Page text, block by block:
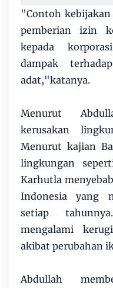
"Contoh
pemberian izin
kepada
dampak
adat,"katanya.
Menurut
kerusakan
Menurut kajian
lingkungan
Karhutla
Indonesia yang
setiap
mengalami
akibat perubahan
Abdullah